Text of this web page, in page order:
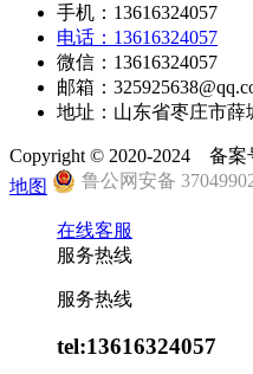
手机：13616324057
电话：13616324057
微信：13616324057
邮箱：
地址：山东省枣庄市薛
Copyright © 2020-2024 备案
地图
鲁公网安备
在线客服
服务热线
服务热线
tel:13616324057